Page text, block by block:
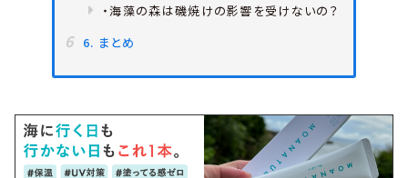
・海藻の森は磯焼けの影響を受けないの？
6. まとめ